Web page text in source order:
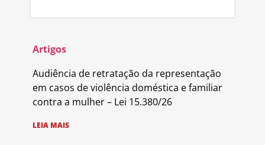
Artigos
Audiência de retratação da representação
em casos de violência doméstica e familiar
contra a mulher – Lei 15.380/26
LEIA MAIS